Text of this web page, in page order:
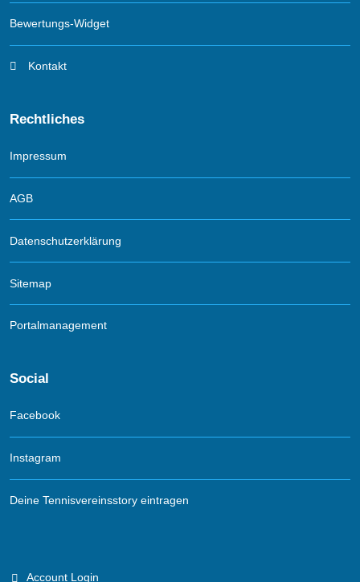
Bewertungs-Widget
Kontakt
Rechtliches
Impressum
AGB
Datenschutzerklärung
Sitemap
Portalmanagement
Social
Facebook
Instagram
Deine Tennisvereinsstory eintragen
Account Login